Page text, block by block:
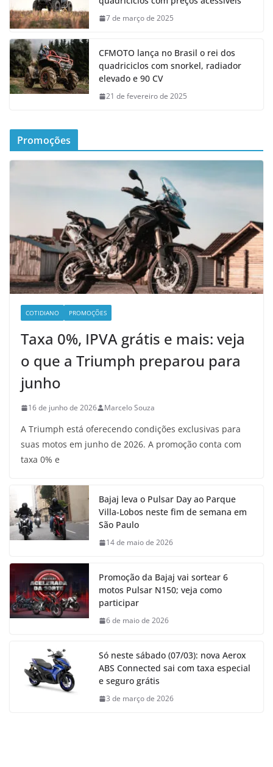
7 de março de 2025
CFMOTO lança no Brasil o rei dos
quadriciclos com snorkel, radiador
elevado e 90 CV
21 de fevereiro de 2025
Promoções
COTIDIANO PROMOÇÕES
Taxa 0%, IPVA grátis e mais: veja
o que a Triumph preparou para
junho
16 de junho de 2026 Marcelo Souza
A Triumph está oferecendo condições exclusivas para
suas motos em junho de 2026. A promoção conta com
taxa 0% e
Bajaj leva o Pulsar Day ao Parque
Villa-Lobos neste fim de semana em
São Paulo
14 de maio de 2026
Promoção da Bajaj vai sortear 6
motos Pulsar N150; veja como
participar
6 de maio de 2026
Só neste sábado (07/03): nova Aerox
ABS Connected sai com taxa especial
e seguro grátis
3 de março de 2026